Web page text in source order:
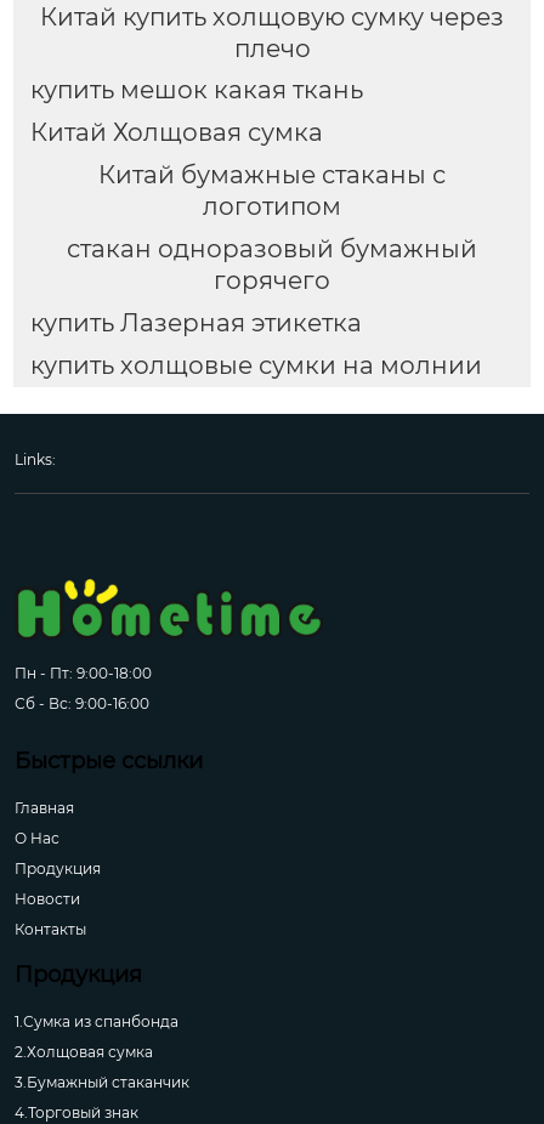
Китай купить холщовую сумку через
плечо
купить мешок какая ткань
Китай Холщовая сумка
Китай бумажные стаканы с
логотипом
стакан одноразовый бумажный
горячего
купить Лазерная этикетка
купить холщовые сумки на молнии
Links:
Пн - Пт: 9:00-18:00
Сб - Вс: 9:00-16:00
Быстрые ссылки
Главная
О Hас
Продукция
Новости
Контакты
Продукция
1.Сумка из спанбонда
2.Холщовая сумка
3.Бумажный стаканчик
4.Торговый знак